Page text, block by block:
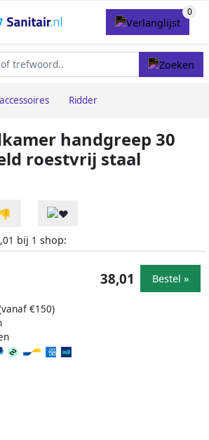
Ridder
handgreep 30
roestvrij staal
bij 1 shop:
€150)
38,01 Bestel »